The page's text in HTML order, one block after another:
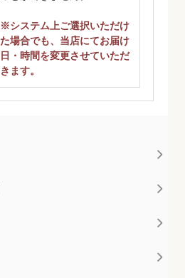
※システム上ご選択いただけ
た場合でも、当店にてお届け
日・時間を変更させていただ
きます。